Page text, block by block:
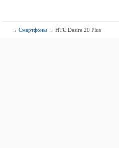
→Смартфоны → HTC Desire 20 Plus